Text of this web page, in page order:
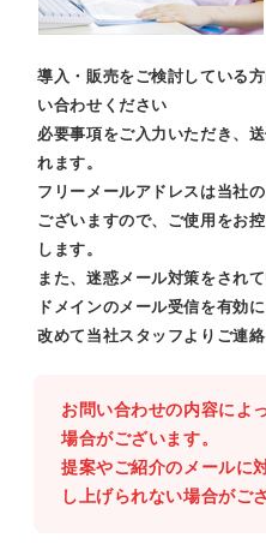
導入・販売をご検討している
い合わせください
必要事項をご入力いただき、
れます。
フリーメールアドレスは当社
ございますので、ご使用をお
します。
また、迷惑メール対策をされ
ドメインのメール受信を有効
改めて当社スタッフよりご連
お問い合わせの内容によ
場合がございます。
提案やご紹介のメールに
し上げられない場合がご